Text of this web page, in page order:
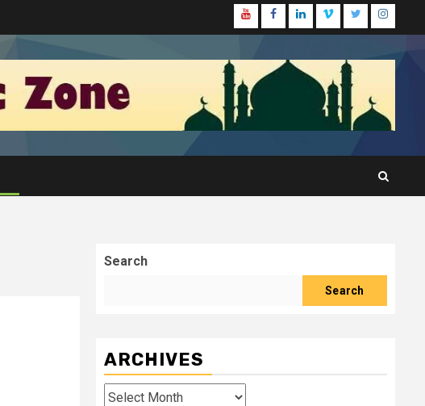
YoutubeFacebook
LinkedinVimeoTwitter
Search
Search
ARCHIVES
Archives